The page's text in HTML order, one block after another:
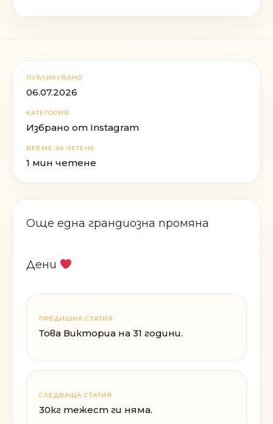
ПУБЛИКУВАНО
06.07.2026
КАТЕГОРИЯ
Избрано от Instagram
ВРЕМЕ ЗА ЧЕТЕНЕ
1 мин четене
Още една грандиозна промяна
Дени
ПРЕДИШНА СТАТИЯ
Това Викториа на 31 години.
СЛЕДВАЩА СТАТИЯ
30кг тежест ги няма.